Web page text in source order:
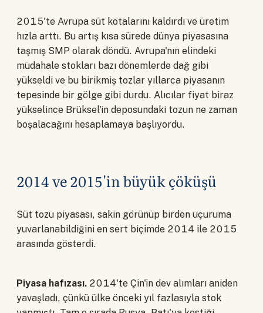
2015'te Avrupa süt kotalarını kaldırdı ve üretim
hızla arttı. Bu artış kısa sürede dünya piyasasına
taşmış SMP olarak döndü. Avrupa'nın elindeki
müdahale stokları bazı dönemlerde dağ gibi
yükseldi ve bu birikmiş tozlar yıllarca piyasanın
tepesinde bir gölge gibi durdu. Alıcılar fiyat biraz
yükselince Brüksel'in deposundaki tozun ne zaman
boşalacağını hesaplamaya başlıyordu.
2014 ve 2015'in büyük çöküşü
Süt tozu piyasası, sakin görünüp birden uçuruma
yuvarlanabildiğini en sert biçimde 2014 ile 2015
arasında gösterdi.
Piyasa hafızası. 2014'te Çin'in dev alımları aniden
yavaşladı, çünkü ülke önceki yıl fazlasıyla stok